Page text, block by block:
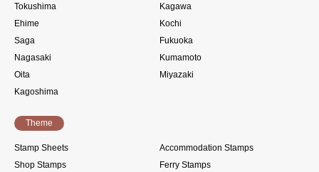
Tokushima
Kagawa
Ehime
Kochi
Saga
Fukuoka
Nagasaki
Kumamoto
Oita
Miyazaki
Kagoshima
Theme
Stamp Sheets
Accommodation Stamps
Shop Stamps
Ferry Stamps